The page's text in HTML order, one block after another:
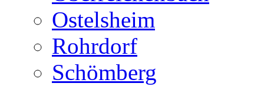
Ostelsheim
Rohrdorf
Schömberg